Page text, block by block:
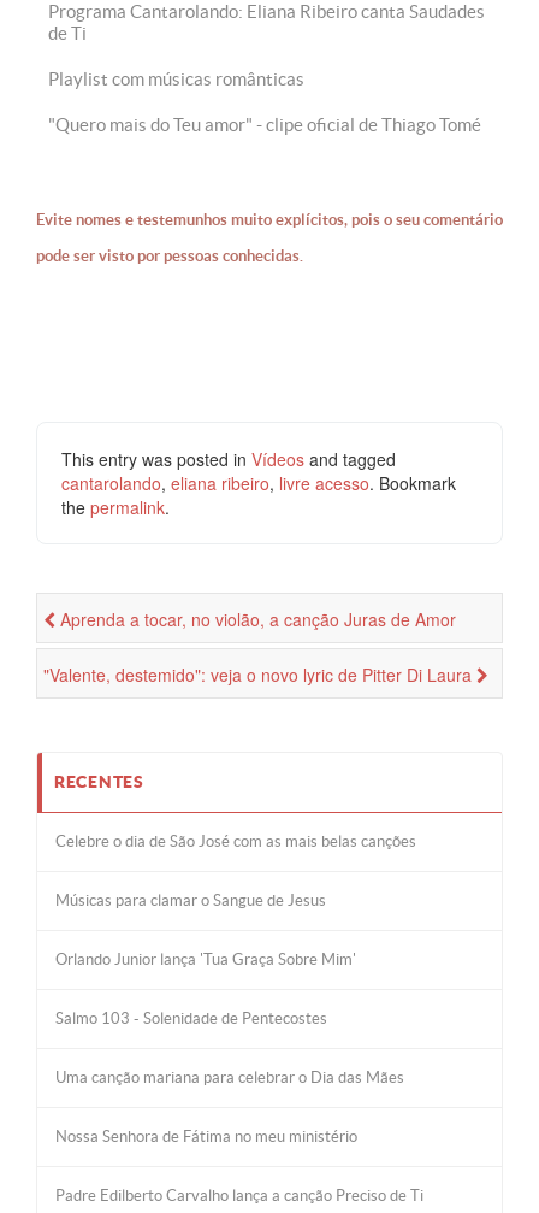
Programa Cantarolando: Eliana Ribeiro canta Saudades
de Ti
Playlist com músicas românticas
"Quero mais do Teu amor" - clipe oficial de Thiago Tomé
Evite nomes e testemunhos muito explícitos, pois o seu comentário
pode ser visto por pessoas conhecidas.
This entry was posted in Vídeos and tagged
cantarolando, eliana ribeiro, livre acesso. Bookmark
the permalink.
Aprenda a tocar, no violão, a canção Juras de Amor
"Valente, destemido": veja o novo lyric de Pitter Di Laura
RECENTES
Celebre o dia de São José com as mais belas canções
Músicas para clamar o Sangue de Jesus
Orlando Junior lança 'Tua Graça Sobre Mim'
Salmo 103 - Solenidade de Pentecostes
Uma canção mariana para celebrar o Dia das Mães
Nossa Senhora de Fátima no meu ministério
Padre Edilberto Carvalho lança a canção Preciso de Ti